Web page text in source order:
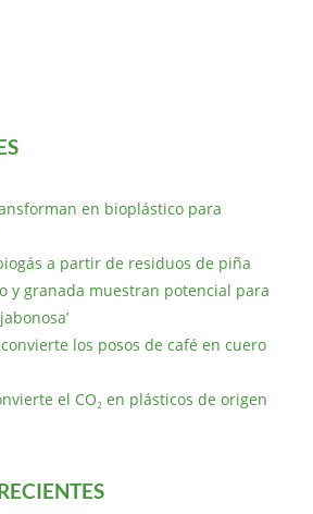
en bioplástico para
a partir de residuos de piña
y granada muestran potencial para
los posos de café en cuero
el CO₂ en plásticos de origen